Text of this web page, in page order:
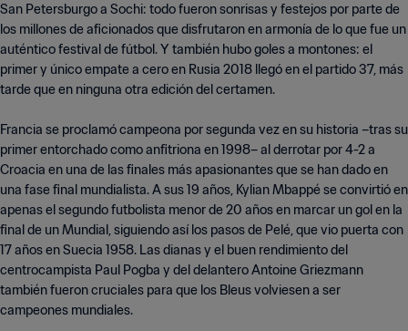
San Petersburgo a Sochi: todo fueron sonrisas y festejos por parte de
los millones de aficionados que disfrutaron en armonía de lo que fue un
auténtico festival de fútbol. Y también hubo goles a montones: el
primer y único empate a cero en Rusia 2018 llegó en el partido 37, más
tarde que en ninguna otra edición del certamen.
Francia se proclamó campeona por segunda vez en su historia –tras su
primer entorchado como anfitriona en 1998– al derrotar por 4-2 a
Croacia en una de las finales más apasionantes que se han dado en
una fase final mundialista. A sus 19 años, Kylian Mbappé se convirtió en
apenas el segundo futbolista menor de 20 años en marcar un gol en la
final de un Mundial, siguiendo así los pasos de Pelé, que vio puerta con
17 años en Suecia 1958. Las dianas y el buen rendimiento del
centrocampista Paul Pogba y del delantero Antoine Griezmann
también fueron cruciales para que los Bleus volviesen a ser
campeones mundiales.